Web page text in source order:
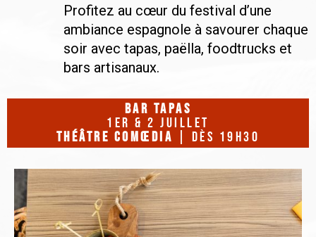
Profitez au cœur du festival d’une
ambiance espagnole à savourer chaque
soir avec tapas, paëlla, foodtrucks et
bars artisanaux.
bar tapas
1er & 2 juillet
THÉÂTRE COMŒDIA | dès 19H30